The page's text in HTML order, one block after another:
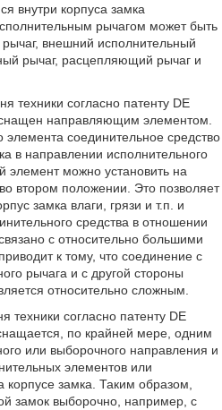
внутри корпуса замка
рычагом может быть
внешний исполнительный
рычаг, расцепляющий рычаг и
техники согласно патенту DE
направляющим элементом.
соединительное средство
в направлении исполнительного
можно установить на
втором положении. Это позволяет
замка влаги, грязи и т.п. и
средства в отношении
с относительно большими
к тому, что соединение с
рычага и с другой стороны
относительно сложным.
техники согласно патенту DE
по крайней мере, одним
или выборочного направления и
элементов или
корпусе замка. Таким образом,
замок выборочно, например, с